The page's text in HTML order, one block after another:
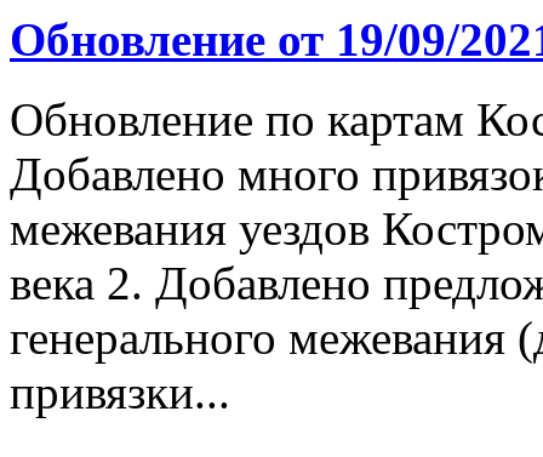
Обновление от 19/09/
Обновление по картам
Добавлено много
межевания уездов
века 2. Добавлено
генерального межевания
привязки...